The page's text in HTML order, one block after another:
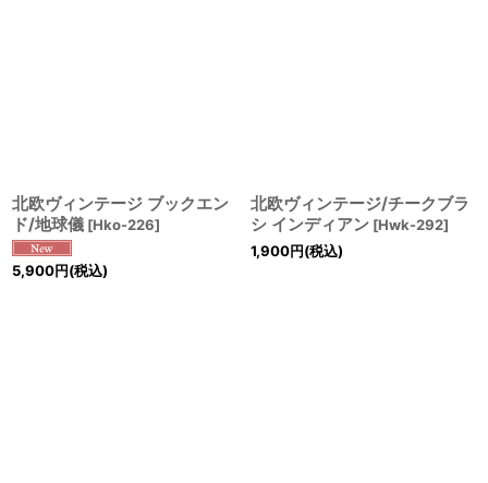
北欧ヴィンテージ ブックエン
ド/地球儀 [Hko-226]
5,900円(税込)
北欧ヴィンテージ/チークブラ
シ インディアン [Hwk-292]
1,900円(税込)